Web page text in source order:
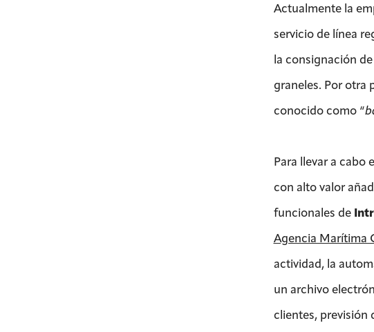
Actualmente la
servicio de línea
la consignación
graneles. Por otra
conocido como “
Para llevar a cabo
con alto valor
funcionales de
Agencia Marítima
actividad, la
un archivo
clientes, previsión